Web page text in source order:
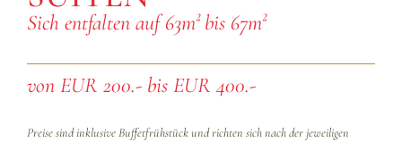
Sich entfalten auf 63m² bis 67m²
von EUR 200.- bis EUR 400.-
Preise sind inklusive Buffetfrühstück und richten sich nach der jeweiligen